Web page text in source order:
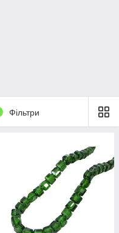
Фільтри